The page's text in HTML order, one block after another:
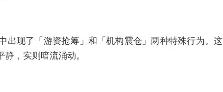
现了「游资抢筹」和「机构震仓」两种特殊行为。这
，实则暗流涌动。